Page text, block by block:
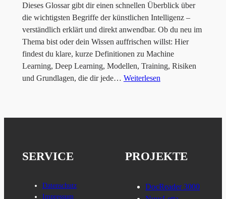
Dieses Glossar gibt dir einen schnellen Überblick über
die wichtigsten Begriffe der künstlichen Intelligenz –
verständlich erklärt und direkt anwendbar. Ob du neu im
Thema bist oder dein Wissen auffrischen willst: Hier
findest du klare, kurze Definitionen zu Machine
Learning, Deep Learning, Modellen, Training, Risiken
und Grundlagen, die dir jede… Weiterlesen
SERVICE
Datenschutz
Impressum
PROJEKTE
DocReader 3000